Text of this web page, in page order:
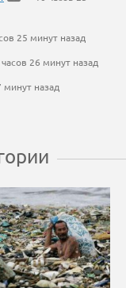
25 минут назад
26 минут назад
назад